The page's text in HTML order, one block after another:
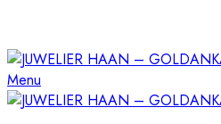
Menu